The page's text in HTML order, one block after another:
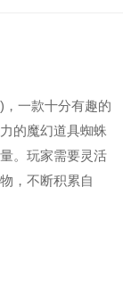
一款十分有趣的
的魔幻道具蜘蛛
。玩家需要灵活
，不断积累自